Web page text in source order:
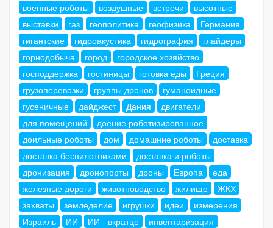
военные роботы
воздушные встречи
высотные
выставки
газ геополитика геофизика
Германия
гигантские
гидроакустика гидрография
глайдеры
горнодобыча
город
городское хозяйство
господдержка
гостиницы готовка еды
Греция
грузоперевозки
группы дронов
гуманоидные
гусеничные
дайджест Дания
двигатели
для помещений
доение роботизированное
доильные роботы
дом домашние роботы
доставка
доставка беспилотниками
доставка и роботы
дронизация
дронопорты дроны Европа
еда
железные дороги
животноводство жилище
ЖКХ
захваты
земледелие игрушки идеи
измерения
Израиль
ИИ ИИ - вкратце
инвентаризация